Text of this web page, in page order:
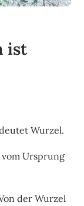
ist
Wurzel.
Ursprung
der Wurzel